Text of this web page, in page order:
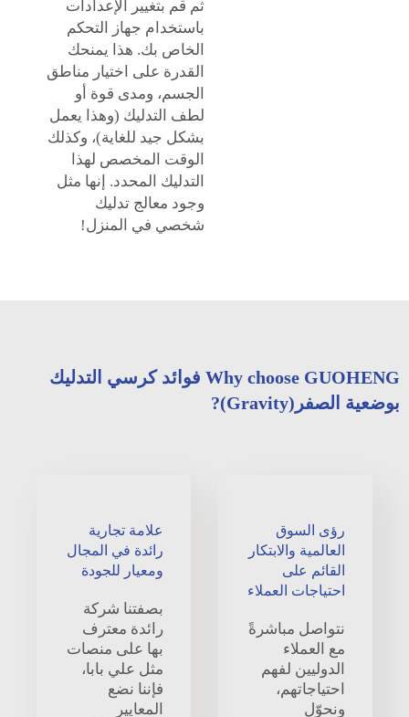
ثم قم بتغيير الإعدادات
باستخدام جهاز التحكم
الخاص بك. هذا يمنحك
القدرة على اختيار مناطق
الجسم، ومدى قوة أو
لطف التدليك (وهذا يعمل
بشكل جيد للغاية)، وكذلك
الوقت المخصص لهذا
التدليك المحدد. إنها مثل
وجود معالج تدليك
شخصي في المنزل!
Why choose GUOHENG فوائد كرسي التدليك
بوضعية الصفر(Gravity)?
رؤى السوق
العالمية والابتكار
القائم على
احتياجات العملاء
نتواصل مباشرةً
مع العملاء
الدوليين لفهم
احتياجاتهم،
ونحوّل
علامة تجارية
رائدة في المجال
ومعيار للجودة
بصفتنا شركة
رائدة معترف
بها على منصات
مثل علي بابا،
فإننا نضع
المعايير